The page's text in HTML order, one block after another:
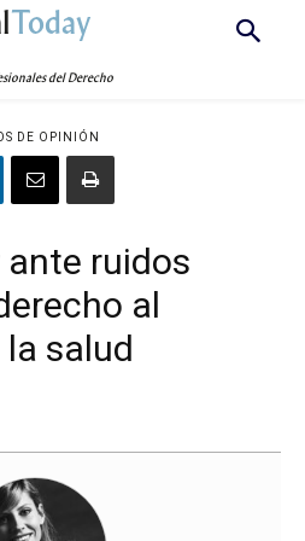
Today
del Derecho
DE OPINIÓN
ruidos
al
salud